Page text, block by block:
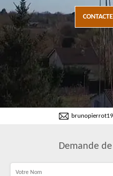
Demande